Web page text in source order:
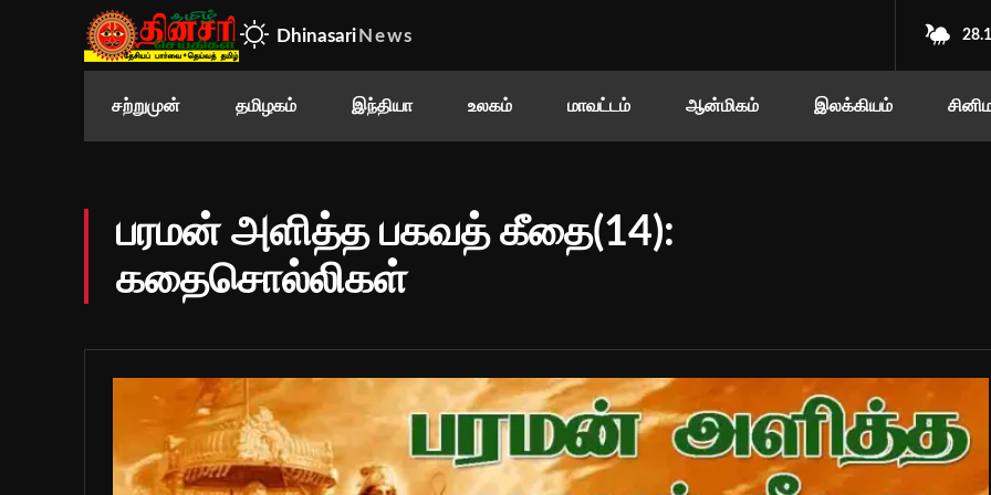
Dhinasari News
சற்றுமுன் தமிழகம் இந்தியா உலகம் மாவட்டம் ஆன்மிகம் இலக்கியம்
பரமன் அளித்த பகவத் கீதை(14):
கதைசொல்லிகள்